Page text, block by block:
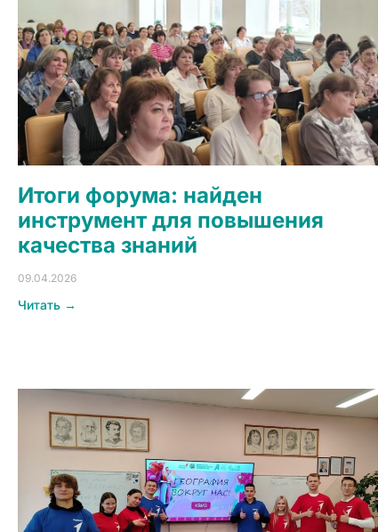
Итоги форума: найден
инструмент для повышения
качества знаний
09.04.2026
Читать →